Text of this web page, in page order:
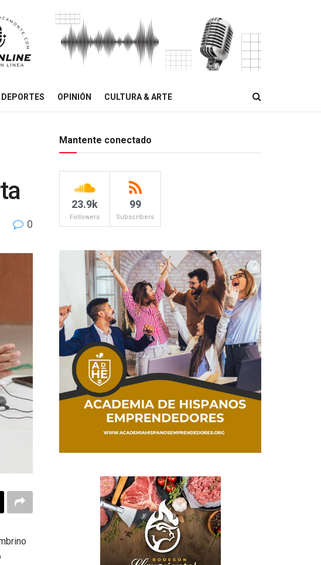
DEPORTES OPINIÓN CULTURA & ARTE
0
Mantente conectado
23.9k
Followers
99
Subscribers